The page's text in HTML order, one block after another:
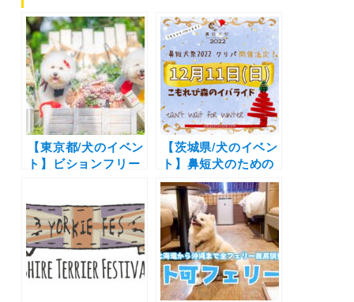
【東京都/犬のイベン
ト】ビションフリー
バル2023 クリパ」
（イーノの森DOG
GARDEN）12/3
【茨城県/犬のイベン
ト】鼻短犬のための
クリパ！グッズマー
ケットでお買い物や
撮影会やタイムレー
スも開催！「鼻短犬
祭2022 クリパ」
（こもれび森のイバ
ライド）12/11